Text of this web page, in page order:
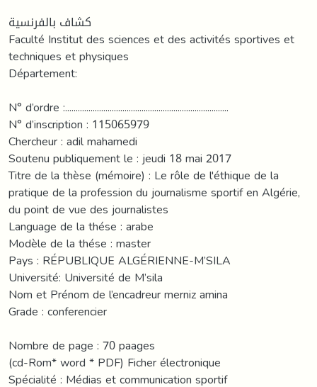
كشاف بالفرنسية
Faculté Institut des sciences et des activités sportives et
techniques et physiques
Département:
N° d’ordre :.............................................................................
N° d’inscription : 115065979
Chercheur : adil mahamedi
Soutenu publiquement le : jeudi 18 mai 2017
Titre de la thèse (mémoire) : Le rôle de l'éthique de la
pratique de la profession du journalisme sportif en Algérie,
du point de vue des journalistes
Language de la thése : arabe
Modèle de la thése : master
Pays : RÉPUBLIQUE ALGÉRIENNE-M’SILA
Université: Université de M’sila
Nom et Prénom de l’encadreur merniz amina
Grade : conferencier
Nombre de page : 70 paages
(cd-Rom* word * PDF) Ficher électronique
Spécialité : Médias et communication sportif